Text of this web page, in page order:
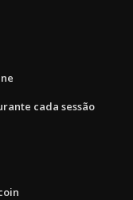
cada sessão